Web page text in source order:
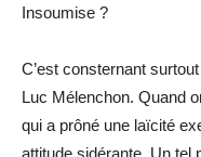
Insoumise ?
C’est consternant
Luc Mélenchon. Quand
qui a prôné une laïcité
attitude sidérante. Un tel